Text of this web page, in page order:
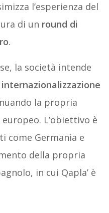
l’esperienza del
di un round di
.
la società intende
la propria
L’obiettivo è
come Germania e
della propria
in cui Qapla’ è